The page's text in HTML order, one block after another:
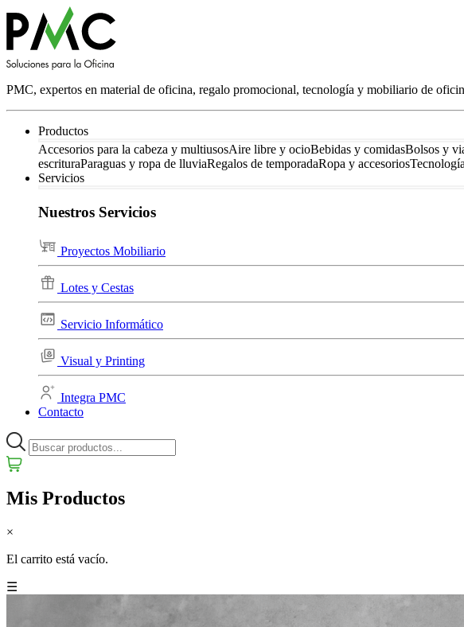
PMC, expertos en material de oficina, regalo promocional, tecnología y mobiliario de
Productos
Accesorios para la cabeza y multiusosAire libre y ocioBebidas y comidasBolsos y
escrituraParaguas y ropa de lluviaRegalos de temporadaRopa y accesoriosTecnología
Servicios
Nuestros Servicios
Proyectos Mobiliario
Lotes y Cestas
Servicio Informático
Visual y Printing
Integra PMC
Contacto
Mis Productos
×
El carrito está vacío.
☰